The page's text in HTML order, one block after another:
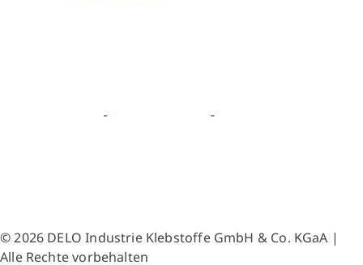
© 2026 DELO Industrie Klebstoffe GmbH & Co. KGaA |
Alle Rechte vorbehalten